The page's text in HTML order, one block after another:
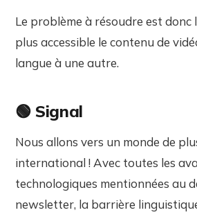
Le problème à résoudre est donc
plus accessible le contenu de
langue à une autre.
🟢 Signal
Nous allons vers un monde de
international ! Avec toutes les
technologiques mentionnées au
newsletter, la barrière